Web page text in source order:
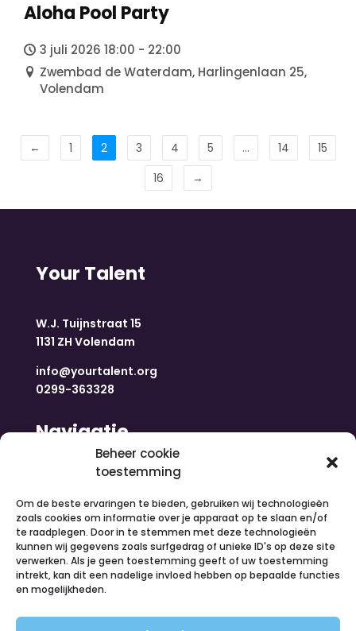
Beheer cookie
toestemming
Om de beste ervaringen te bieden, gebruiken wij technologieën
zoals cookies om informatie over je apparaat op te slaan en/of
te raadplegen. Door in te stemmen met deze technologieën
kunnen wij gegevens zoals surfgedrag of unieke ID's op deze site
verwerken. Als je geen toestemming geeft of uw toestemming
intrekt, kan dit een nadelige invloed hebben op bepaalde functies
en mogelijkheden.
Aloha Pool Party
3 juli 2026 18:00 - 22:00
Zwembad de Waterdam, Harlingenlaan 25,
Volendam
← 1 2 3 4 5 … 14
15
16
→
Your Talent
W.J. Tuijnstraat 15
1131 ZH Volendam
info@yourtalent.org
0299-363328
Navigatie
Nieuws
Over ons
Contact
Inloggen
Vacatures
Organiseer een activiteit